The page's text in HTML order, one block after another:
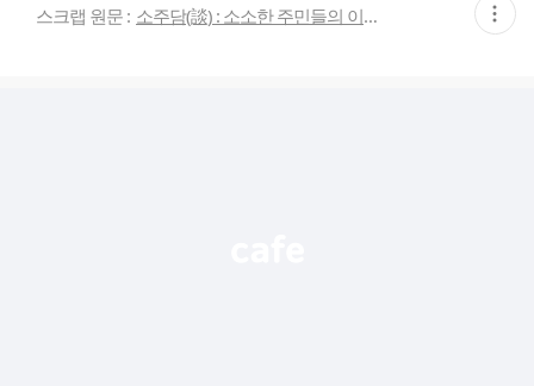
스크랩 원문 : 소주담(談) : 소소한 주민들의 이야기 현
재